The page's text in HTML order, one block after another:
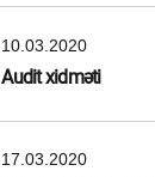
10.03.2020
Audit xidməti
17.03.2020